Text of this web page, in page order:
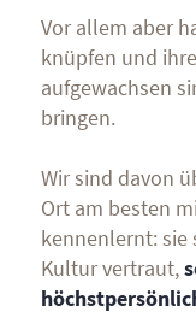
Vor allem aber
knüpfen und
aufgewachsen
bringen.
Wir sind davon
Ort am besten
kennenlernt: sie
Kultur vertraut,